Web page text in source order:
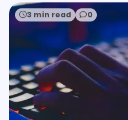
3 min read 0